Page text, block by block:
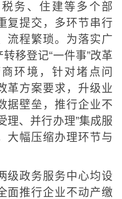
务、住建等多个部
复提交，多环节串行
流程繁琐。为落实广
移登记“一件事”改革
环境，针对堵点问
革方案要求，升级业
据壁垒，推行企业不
理、并行办理”集成服
大幅压缩办理环节与
级政务服务中心均设
面推行企业不动产缴